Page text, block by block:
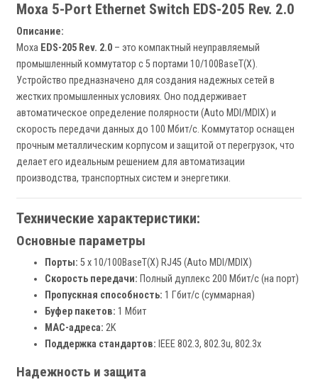
Moxa 5-Port Ethernet Switch EDS-205 Rev. 2.0
Описание:
Moxa EDS-205 Rev. 2.0 – это компактный неуправляемый
промышленный коммутатор с 5 портами 10/100BaseT(X).
Устройство предназначено для создания надежных сетей в
жестких промышленных условиях. Оно поддерживает
автоматическое определение полярности (Auto MDI/MDIX) и
скорость передачи данных до 100 Мбит/с. Коммутатор оснащен
прочным металлическим корпусом и защитой от перегрузок, что
делает его идеальным решением для автоматизации
производства, транспортных систем и энергетики.
Технические характеристики:
Основные параметры
Порты: 5 x 10/100BaseT(X) RJ45 (Auto MDI/MDIX)
Скорость передачи: Полный дуплекс 200 Мбит/с (на порт)
Пропускная способность: 1 Гбит/с (суммарная)
Буфер пакетов: 1 Мбит
MAC-адреса: 2K
Поддержка стандартов: IEEE 802.3, 802.3u, 802.3x
Надежность и защита